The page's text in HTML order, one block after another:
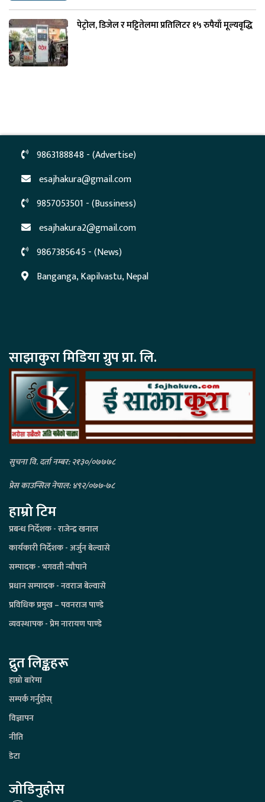
पेट्रोल, डिजेल र मट्टितेलमा प्रतिलिटर १५ रुपैयाँ मूल्यवृद्धि
9863188848 - (Advertise)
esajhakura@gmail.com
9857053501 - (Bussiness)
esajhakura2@gmail.com
9867385645 - (News)
Banganga, Kapilvastu, Nepal
साझाकुरा मिडिया ग्रुप प्रा. लि.
सुचना वि. दर्ता नम्बर: २१३०/०७७७८
प्रेस काउन्सिल नेपाल: ४९२/०७७-७८
हाम्रो टिम
प्रबन्ध निर्देशक - राजेन्द्र खनाल
कार्यकारी निर्देशक - अर्जुन बेल्वासे
सम्पादक - भगवती न्यौपाने
प्रधान सम्पादक - नवराज बेल्वासे
प्रविधिक प्रमुख – पवनराज पाण्डे
व्यवस्थापक - प्रेम नारायण पाण्डे
द्रुत लिङ्कहरू
हाम्रो बारेमा
सम्पर्क गर्नुहोस्
विज्ञापन
नीति
डेटा
जोडिनुहोस